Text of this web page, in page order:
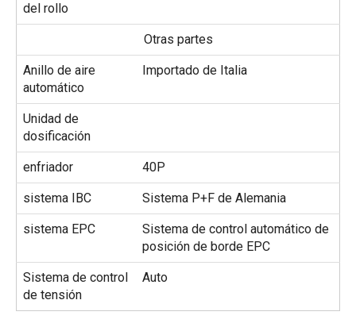
del rollo
Otras partes
Anillo de aire
automático
Importado de Italia
Unidad de
dosificación
enfriador 40P
sistema IBC Sistema P+F de Alemania
sistema EPC
Sistema de control automático de
posición de borde EPC
Sistema de control
de tensión
Auto